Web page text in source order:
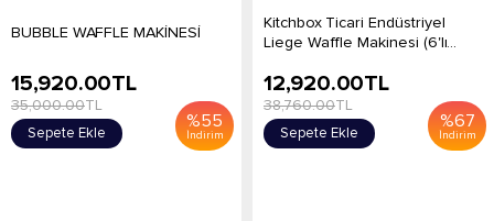
BUBBLE WAFFLE MAKİNESİ
%55
İndirim
15,920.00TL
35,000.00TL
Sepete Ekle
Kitchbox Ticari Endüstriyel
Liege Waffle Makinesi (6'lı...
%67
İndirim
12,920.00TL
38,760.00TL
Sepete Ekle